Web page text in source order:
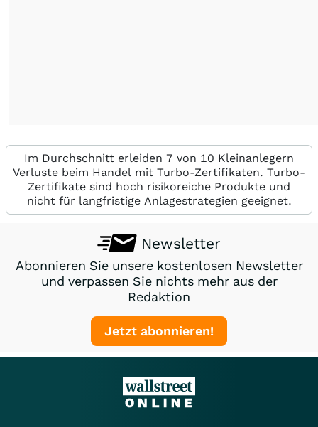
Im Durchschnitt erleiden 7 von 10 Kleinanlegern
Verluste beim Handel mit Turbo-Zertifikaten. Turbo-
Zertifikate sind hoch risikoreiche Produkte und
nicht für langfristige Anlagestrategien geeignet.
Newsletter
Abonnieren Sie unsere kostenlosen Newsletter
und verpassen Sie nichts mehr aus der
Redaktion
Jetzt abonnieren!